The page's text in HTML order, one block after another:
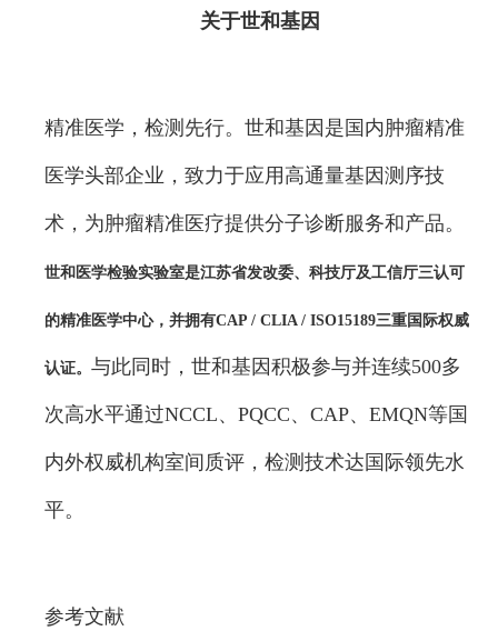
关于世和基因
精准医学，检测先行。世和基因是国内肿瘤精准
医学头部企业，致力于应用高通量基因测序技
术，为肿瘤精准医疗提供分子诊断服务和产品。
世和医学检验实验室是江苏省发改委、科技厅及工信厅三认可
的精准医学中心，并拥有CAP / CLIA / ISO15189三重国际权威
认证。 与此同时，世和基因积极参与并连续500多
次高水平通过NCCL、PQCC、CAP、EMQN等国
内外权威机构室间质评，检测技术达国际领先水
平。
参考文献